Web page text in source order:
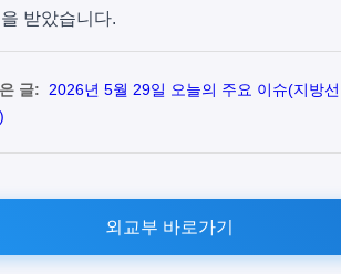
받았습니다.
글:
2026년 5월 29일 오늘의 주요 이슈(지방
외교부 바로가기